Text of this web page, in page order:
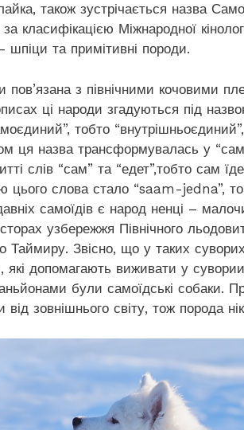
також зустрічається назва
класифікацією Міжнародної
шпіци та примітивні породи.
пов’язана з північними кочовими
ці народи згадуються під
тобто
ця назва трансформувалась у
слів “сам” та “едет”,тобто сам
цього слова стало “saam-jedna”,
самоїдів є народ ненці –
узбережжя Північного
Таймиру. Звісно, що у таких
які допомагають виживати у
були самоїдські собаки.
від зовнішнього світу, тож порода